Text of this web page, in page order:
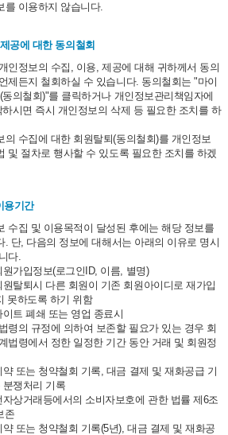
를 이용하지 않습니다.
공에 대한 동의철회
인정보의 수집, 이용, 제공에 대해 귀하께서 동의
제든지 철회하실 수 있습니다. 동의철회는 "마이
의철회)"를 클릭하거나 개인정보관리책임자에
시면 즉시 개인정보의 삭제 등 필요한 조치를 하
의 수집에 대한 회원탈퇴(동의철회)를 개인정보
및 절차로 행사할 수 있도록 필요한 조치를 하겠
용기간
수집 및 이용목적이 달성된 후에는 해당 정보를
. 단, 다음의 정보에 대해서는 아래의 이유로 명시
다.
가입정보(로그인ID, 이름, 별명)
원탈퇴시 다른 회원이 기존 회원아이디로 재가입
못하도록 하기 위함
트 폐쇄 또는 영업 종료시
령의 규정에 의하여 보존할 필요가 있는 경우 회
법령에서 정한 일정한 기간 동안 거래 및 회원정
약 또는 청약철회 기록, 대금 결제 및 재화공급 기
분쟁처리 기록
자상거래등에서의 소비자보호에 관한 법률 제6조
존
또는 청약철회 기록(5년), 대금 결제 및 재화공